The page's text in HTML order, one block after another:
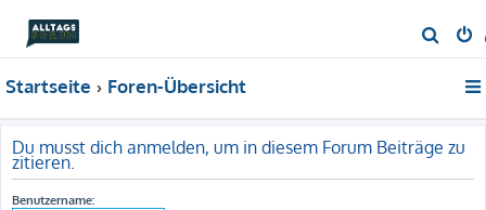
u
Startseite Foren-Übersicht
Du musst dich anmelden, um in diesem Forum Beiträge zu
zitieren.
Benutzername: